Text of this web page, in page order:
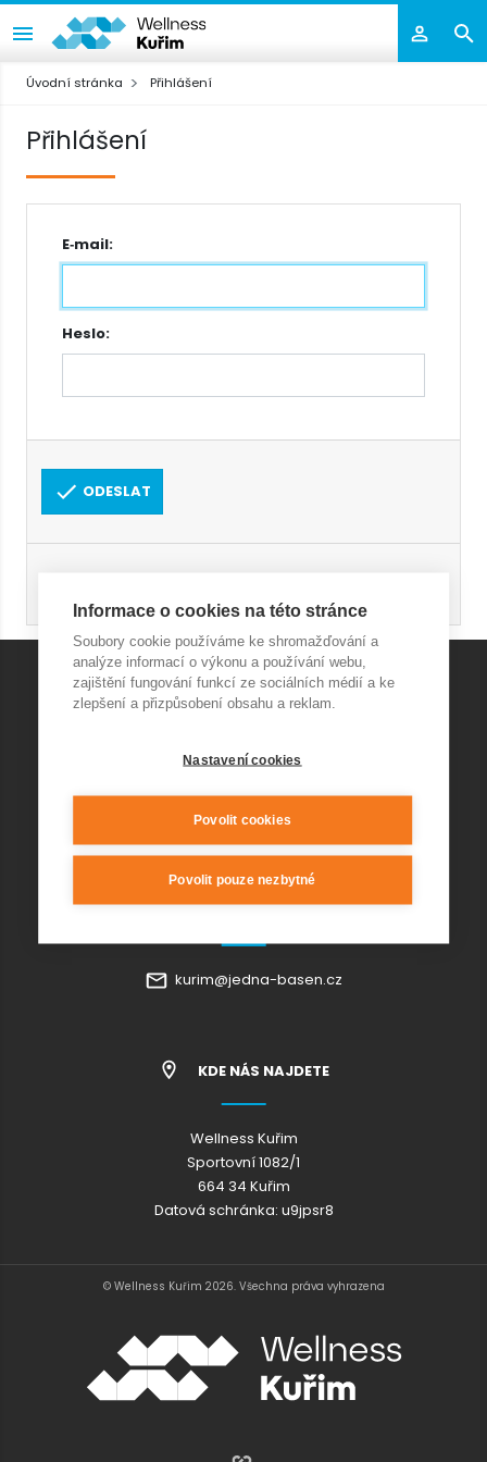
Úvodní stránka Přihlášení
Přihlášení
E‑mail:
Heslo:
ODESLAT
KONTAKT AQUAPARK
+420 541 420 240
info@wellnesskurim.cz
Wellness Kuřim s.r.o.
KONTAKT RESTAURACE
kurim@jedna-basen.cz
KDE NÁS NAJDETE
Wellness Kuřim
Sportovní 1082/1
664 34 Kuřim
Datová schránka: u9jpsr8
© Wellness Kuřim 2026. Všechna práva vyhrazena
Informace o cookies na této stránce
Soubory cookie používáme ke shromažďování a
analýze informací o výkonu a používání webu,
zajištění fungování funkcí ze sociálních médií a ke
zlepšení a přizpůsobení obsahu a reklam.
Nastavení cookies
Povolit cookies
Povolit pouze nezbytné